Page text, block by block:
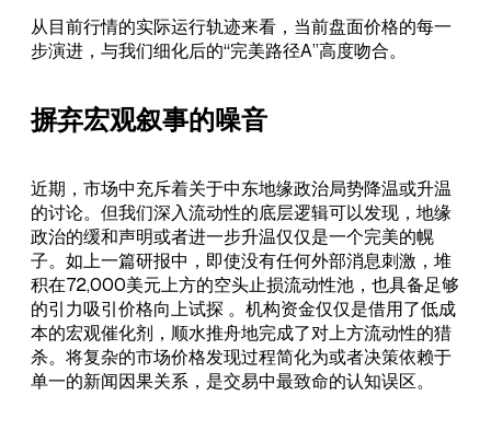
从目前行情的实际运行轨迹来看，当前盘面价格的每一
步演进，与我们细化后的“完美路径A”高度吻合。
摒弃宏观叙事的噪音
近期，市场中充斥着关于中东地缘政治局势降温或升温
的讨论。但我们深入流动性的底层逻辑可以发现，地缘
政治的缓和声明或者进一步升温仅仅是一个完美的幌
子。如上一篇研报中，即使没有任何外部消息刺激，堆
积在72,000美元上方的空头止损流动性池，也具备足够
的引力吸引价格向上试探 。机构资金仅仅是借用了低成
本的宏观催化剂，顺水推舟地完成了对上方流动性的猎
杀。将复杂的市场价格发现过程简化为或者决策依赖于
单一的新闻因果关系，是交易中最致命的认知误区。